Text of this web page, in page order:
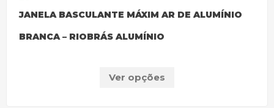
JANELA BASCULANTE MÁXIM AR DE ALUMÍNIO
BRANCA – RIOBRÁS ALUMÍNIO
Ver opções